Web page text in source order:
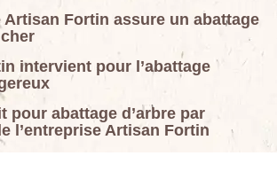
Artisan Fortin assure un abattage
intervient pour l’abattage
pour abattage d’arbre par
l’entreprise Artisan Fortin